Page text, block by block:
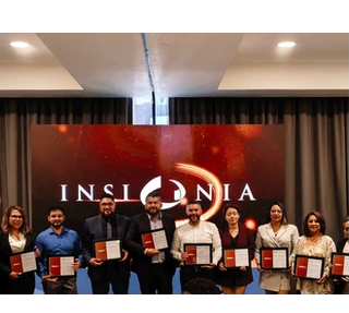
cabo una importante Campaña de Salud e
Higiene Preventiva, logrando acercar servicios
médicos especializados y de alta calidad
directamente a nuestro centro de trabajo en